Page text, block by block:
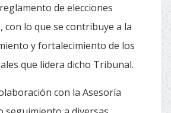
de elecciones
con lo que se contribuye a la
y fortalecimiento de los
que lidera dicho Tribunal.
con la Asesoría